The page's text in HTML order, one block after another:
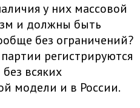
у них массовой
и должны быть
без ограничений?
регистрируются
всяких
модели и в России.